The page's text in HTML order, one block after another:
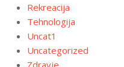
Rekreacija
Tehnologija
Uncat1
Uncategorized
Zdravje